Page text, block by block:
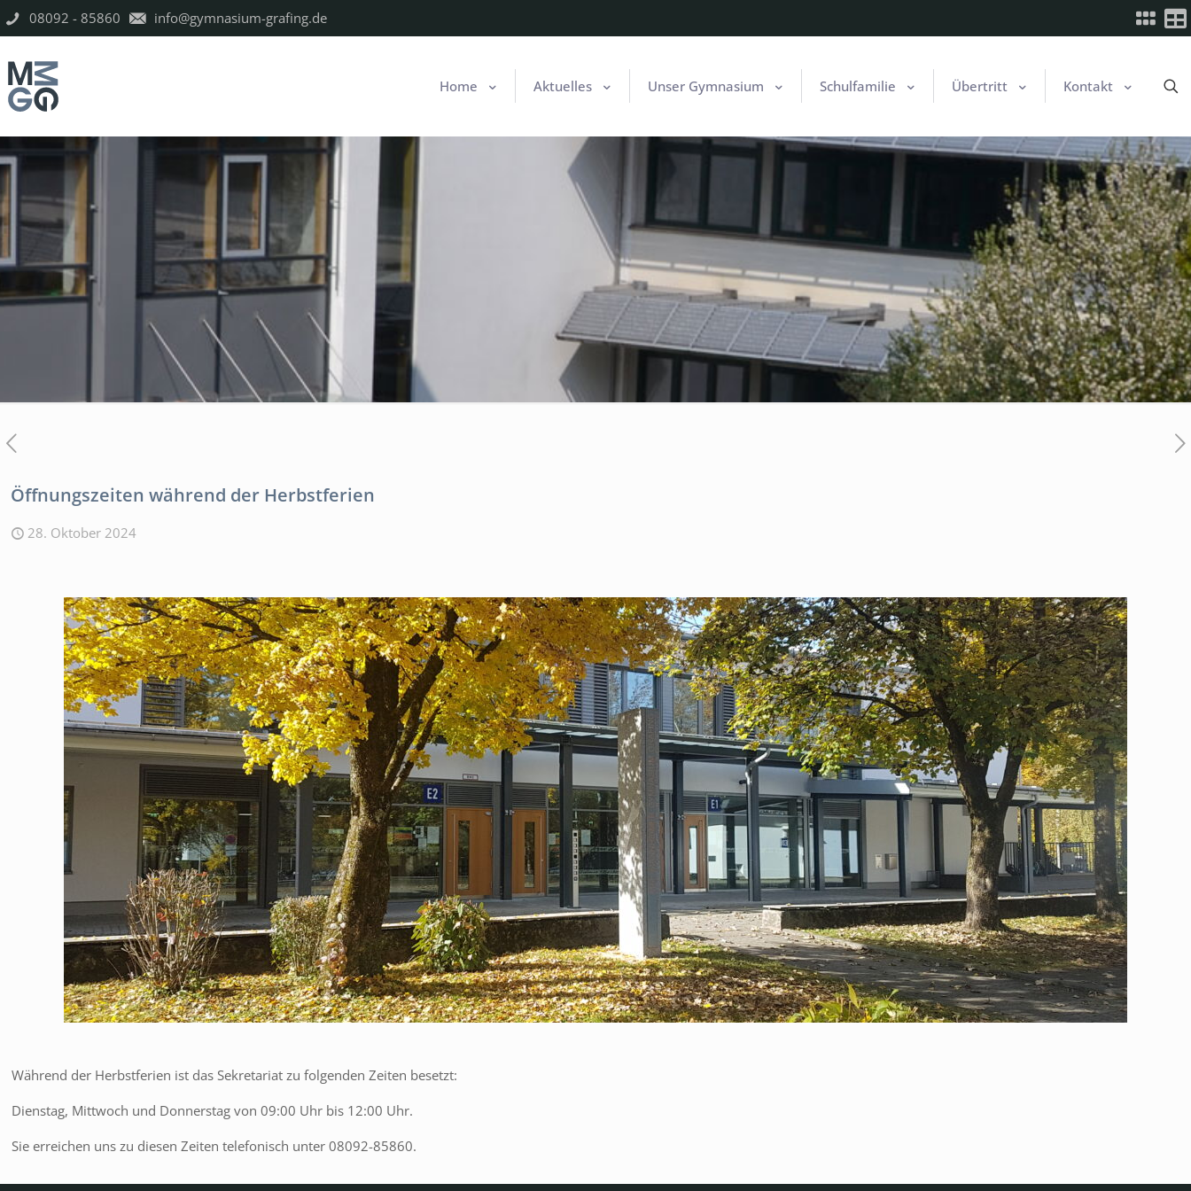
08092 - 85860 info@gymnasium-grafing.de
Home Aktuelles Unser Gymnasium Schulfamilie Übertritt Kontakt
Öffnungszeiten während der Herbstferien
28. Oktober 2024
Während der Herbstferien ist das Sekretariat zu folgenden Zeiten besetzt:
Dienstag, Mittwoch und Donnerstag von 09:00 Uhr bis 12:00 Uhr.
Sie erreichen uns zu diesen Zeiten telefonisch unter 08092-85860.